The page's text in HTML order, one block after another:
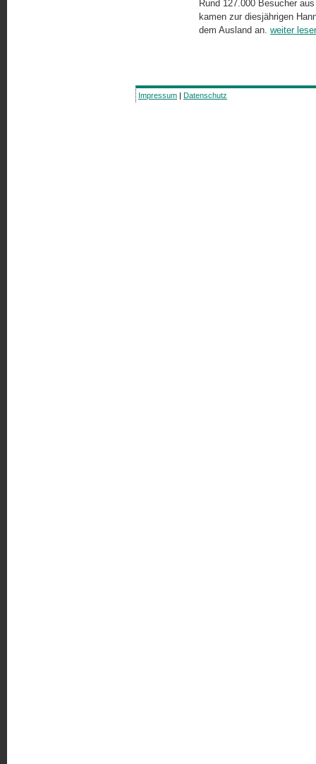
Rund 127.000 Besucher
kamen zur diesjährigen
dem Ausland an. weiter
Impressum | Datenschutz